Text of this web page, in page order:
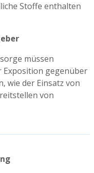
Stoffe enthalten
müssen
gegenüber
wie der Einsatz von
von